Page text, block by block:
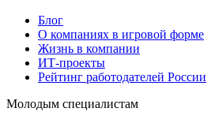
Блог
О компаниях в игровой форме
Жизнь в компании
ИТ-проекты
Рейтинг работодателей России
Молодым специалистам